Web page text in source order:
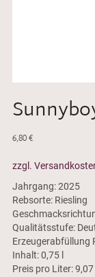
6,80€
zzgl.
Jahrgang: 2025
Rebsorte: Riesling
Qualitätsstufe:
Erzeugerabfüllung
Inhalt: 0,75 l
Preis pro Liter: 9,07